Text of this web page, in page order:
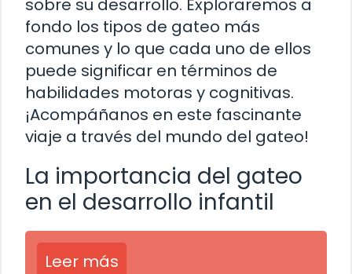
sobre su desarrollo. Exploraremos a
fondo los tipos de gateo más
comunes y lo que cada uno de ellos
puede significar en términos de
habilidades motoras y cognitivas.
¡Acompáñanos en este fascinante
viaje a través del mundo del gateo!
La importancia del gateo
en el desarrollo infantil
Leer más